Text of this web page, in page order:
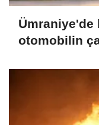
Ümraniye'de
otomobilin